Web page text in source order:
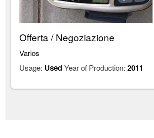
Offerta / Negoziazione
Varios
Usage: UsedYear of Production:2011